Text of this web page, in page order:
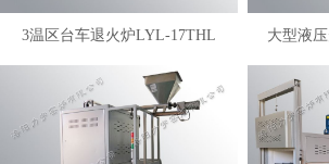
3温区台车退火炉LYL-17THL 大型液